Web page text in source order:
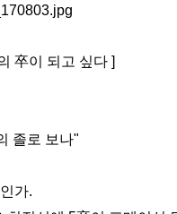
卒이 되고 싶다 ]
졸로 보나"
가.